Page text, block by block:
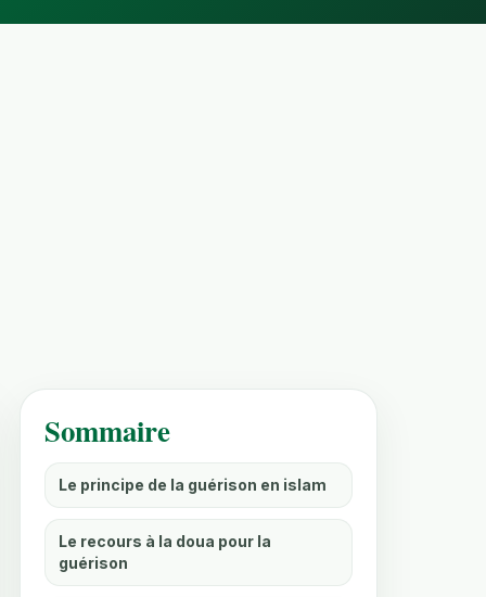
Sommaire
Le principe de la guérison en islam
Le recours à la doua pour la
guérison